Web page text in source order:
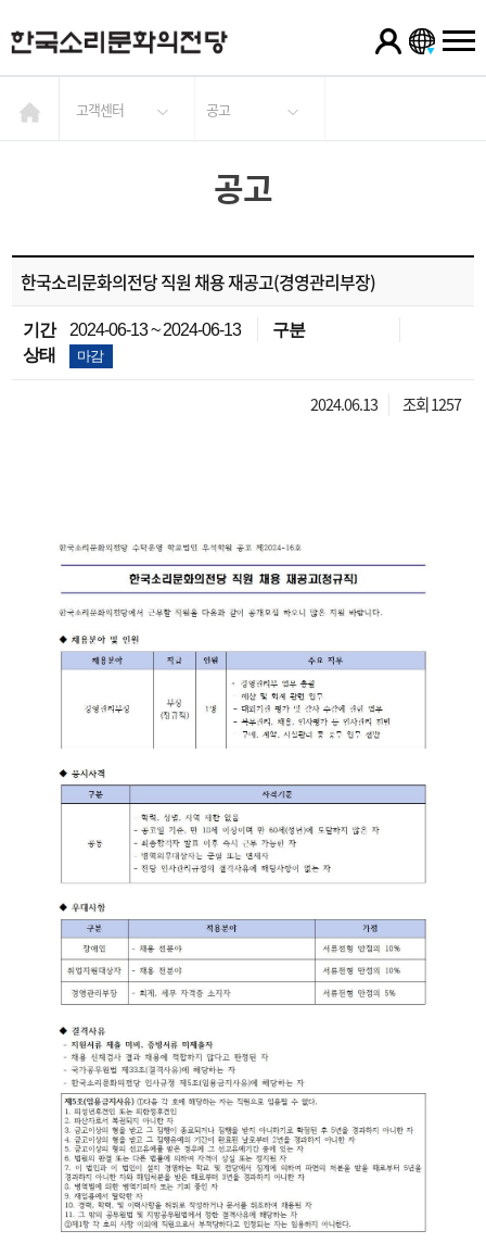
고객센터 공고
공고
한국소리문화의전당 직원 채용 재공고(경영관리부장)
기간 2024-06-13 ~ 2024-06-13
구분
상태
마감
2024.06.13 조회 1257